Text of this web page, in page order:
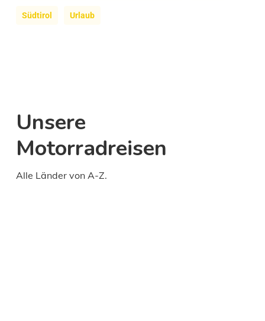
Südtirol Urlaub
Unsere
Motorradreisen
Alle Länder von A-Z.